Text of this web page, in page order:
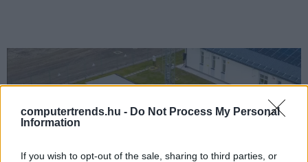
computertrends.hu - Do Not Process My Personal
Information
If you wish to opt-out of the sale, sharing to third parties, or